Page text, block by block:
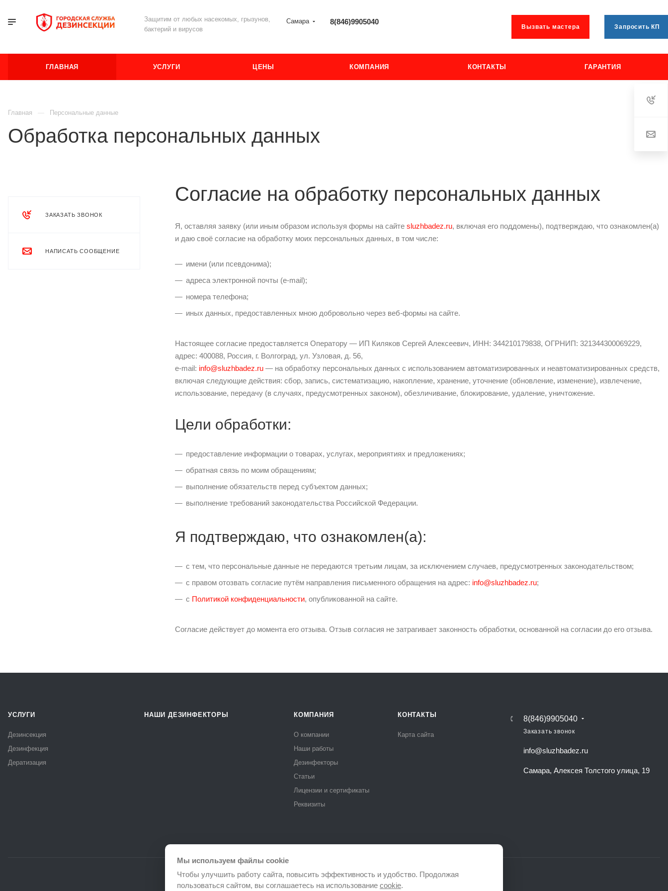
Защитим от любых насекомых, грызунов,
бактерий и вирусов
Самара 8(846)9905040
Вызвать мастера Запросить КП
ГЛАВНАЯ УСЛУГИ ЦЕНЫ КОМПАНИЯ КОНТАКТЫ ГАРАНТИЯ
Главная Персональные данные
Обработка персональных данных
ЗАКАЗАТЬ ЗВОНОК
НАПИСАТЬ СООБЩЕНИЕ
Согласие на обработку персональных данных
Я, оставляя заявку (или иным образом используя формы на сайте sluzhbadez.ru, включая его поддомены), подтверждаю, что ознакомлен(а)
и даю своё согласие на обработку моих персональных данных, в том числе:
имени (или псевдонима);
адреса электронной почты (e-mail);
номера телефона;
иных данных, предоставленных мною добровольно через веб-формы на сайте.
Настоящее согласие предоставляется Оператору — ИП Киляков Сергей Алексеевич, ИНН: 344210179838, ОГРНИП: 321344300069229,
адрес: 400088, Россия, г. Волгоград, ул. Узловая, д. 56,
e-mail: info@sluzhbadez.ru — на обработку персональных данных с использованием автоматизированных и неавтоматизированных средств,
включая следующие действия: сбор, запись, систематизацию, накопление, хранение, уточнение (обновление, изменение), извлечение,
использование, передачу (в случаях, предусмотренных законом), обезличивание, блокирование, удаление, уничтожение.
Цели обработки:
предоставление информации о товарах, услугах, мероприятиях и предложениях;
обратная связь по моим обращениям;
выполнение обязательств перед субъектом данных;
выполнение требований законодательства Российской Федерации.
Я подтверждаю, что ознакомлен(а):
с тем, что персональные данные не передаются третьим лицам, за исключением случаев, предусмотренных законодательством;
с правом отозвать согласие путём направления письменного обращения на адрес: info@sluzhbadez.ru;
с Политикой конфиденциальности, опубликованной на сайте.
Согласие действует до момента его отзыва. Отзыв согласия не затрагивает законность обработки, основанной на согласии до его отзыва.
УСЛУГИ
Дезинсекция
Дезинфекция
Дератизация
НАШИ ДЕЗИНФЕКТОРЫ КОМПАНИЯ
О компании
Наши работы
Дезинфекторы
Статьи
Лицензии и сертификаты
Реквизиты
КОНТАКТЫ
Карта сайта
8(846)9905040
Заказать звонок
info@sluzhbadez.ru
Самара, Алексея Толстого улица, 19
Мы используем файлы cookie
Чтобы улучшить работу сайта, повысить эффективность и удобство. Продолжая
пользоваться сайтом, вы соглашаетесь на использование cookie.